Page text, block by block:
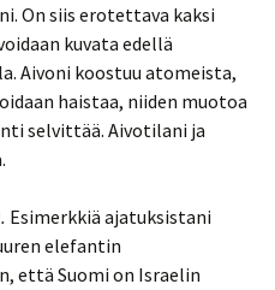
On siis erotettava kaksi
kuvata edellä
Aivoni koostuu atomeista,
haistaa, niiden muotoa
selvittää. Aivotilani ja
Esimerkkiä ajatuksistani
elefantin
että Suomi on Israelin